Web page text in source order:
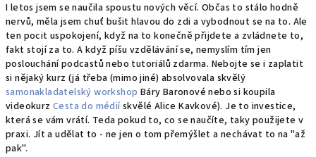
I letos jsem se naučila spoustu nových věcí. Občas to stálo hodně
nervů, měla jsem chuť bušit hlavou do zdi a vybodnout se na to. Ale
ten pocit uspokojení, když na to konečně přijdete a zvládnete to,
fakt stojí za to. A když píšu vzdělávání se, nemyslím tím jen
poslouchání podcastů nebo tutoriálů zdarma. Nebojte se i zaplatit
si nějaký kurz (já třeba (mimo jiné) absolvovala skvělý
samonakladatelský workshop Báry Baronové nebo si koupila
videokurzCesta do médiískvělé Alice Kavkové). Je to investice,
která se vám vrátí. Teda pokud to, co se naučíte, taky použijete v
praxi. Jít a udělat to - ne jen o tom přemýšlet a nechávat to na "až
pak".